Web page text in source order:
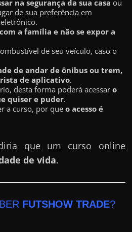
na segurança da sua casa ou
de sua preferência em
a família e não se expor a
de seu veículo, caso o
de andar de ônibus ou trem,
de aplicativo.
desta forma poderá acessaro
quiser e puder.
a curso, por queo acesso é
que um curso online
de vida.
FUTSHOW TRADE?